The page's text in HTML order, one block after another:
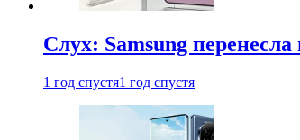
Слух: Samsung
1 год спустя1 год спустя